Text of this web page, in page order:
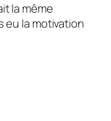
la même
eu la motivation